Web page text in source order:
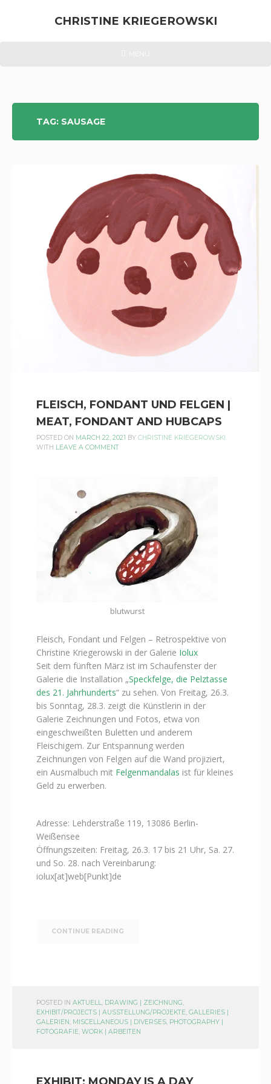
CHRISTINE KRIEGEROWSKI
TAG: SAUSAGE
FLEISCH, FONDANT UND FELGEN |
MEAT, FONDANT AND HUBCAPS
POSTED ON MARCH 22, 2021 BY CHRISTINE KRIEGEROWSKI
WITH LEAVE A COMMENT
blutwurst
Fleisch, Fondant und Felgen – Retrospektive von
Christine Kriegerowski in der Galerie Iolux
Seit dem fünften März ist im Schaufenster der
Galerie die Installation „Speckfelge, die Pelztasse
des 21. Jahrhunderts“ zu sehen. Von Freitag, 26.3.
bis Sonntag, 28.3. zeigt die Künstlerin in der
Galerie Zeichnungen und Fotos, etwa von
eingeschweißten Buletten und anderem
Fleischigem. Zur Entspannung werden
Zeichnungen von Felgen auf die Wand projiziert,
ein Ausmalbuch mit Felgenmandalas ist für kleines
Geld zu erwerben.
Adresse: Lehderstraße 119, 13086 Berlin-
Weißensee
Öffnungszeiten: Freitag, 26.3. 17 bis 21 Uhr, Sa. 27.
und So. 28. nach Vereinbarung:
iolux[at]web[Punkt]de
CONTINUE READING
POSTED IN AKTUELL DRAWING | ZEICHNUNG
EXHIBIT/PROJECTS | AUSSTELLUNG/PROJEKTE GALLERIES |
GALERIEN MISCELLANEOUS | DIVERSES PHOTOGRAPHY |
FOTOGRAFIE WORK | ARBEITEN
EXHIBIT: MONDAY IS A DAY